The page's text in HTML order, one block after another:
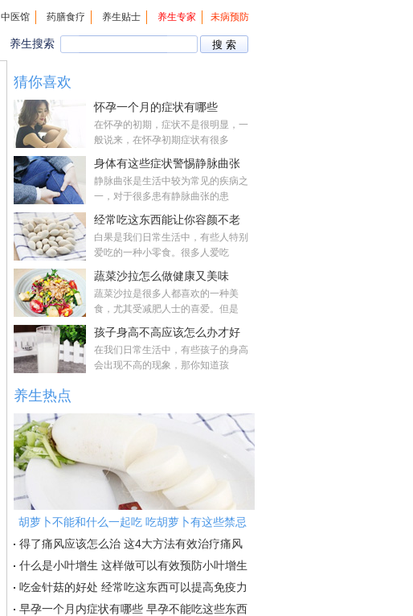
中医馆 药膳食疗 养生贴士 养生专家 未病预防
养生搜索
猜你喜欢
怀孕一个月的症状有哪些
在怀孕的初期，症状不是很明显，一
般说来，在怀孕初期症状有很多
身体有这些症状警惕静脉曲张
静脉曲张是生活中较为常见的疾病之
一，对于很多患有静脉曲张的患
经常吃这东西能让你容颜不老
白果是我们日常生活中，有些人特别
爱吃的一种小零食。很多人爱吃
蔬菜沙拉怎么做健康又美味
蔬菜沙拉是很多人都喜欢的一种美
食，尤其受减肥人士的喜爱。但是
孩子身高不高应该怎么办才好
在我们日常生活中，有些孩子的身高
会出现不高的现象，那你知道孩
养生热点
胡萝卜不能和什么一起吃 吃胡萝卜有这些禁忌
得了痛风应该怎么治 这4大方法有效治疗痛风
什么是小叶增生 这样做可以有效预防小叶增生
吃金针菇的好处 经常吃这东西可以提高免疫力
早孕一个月内症状有哪些 早孕不能吃这些东西